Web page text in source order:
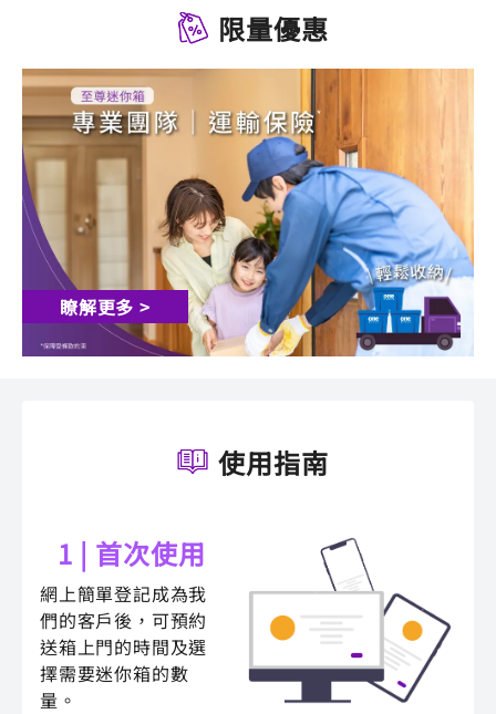
限量優惠
瞭解更多 >
使用指南
1 | 首次使用
網上簡單登記成為我
們的客戶後，可預約
送箱上門的時間及選
擇需要迷你箱的數
量。